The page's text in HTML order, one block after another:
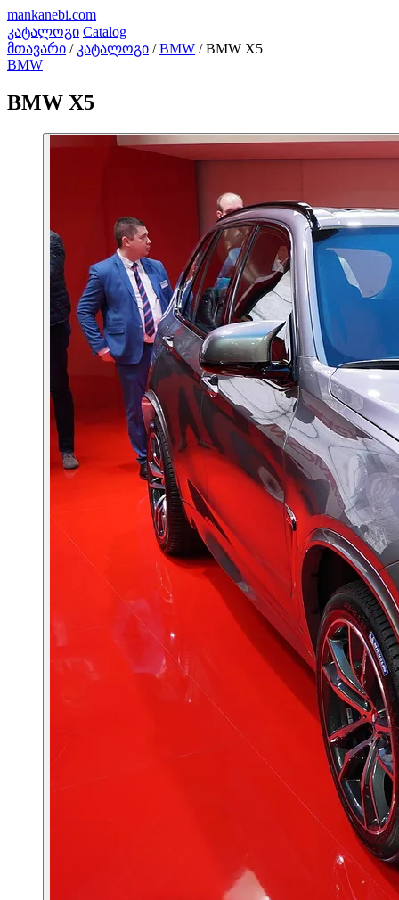
mankanebi.com
კატალოგი Catalog
მთავარი / კატალოგი / BMW / BMW X5
BMW
BMW X5